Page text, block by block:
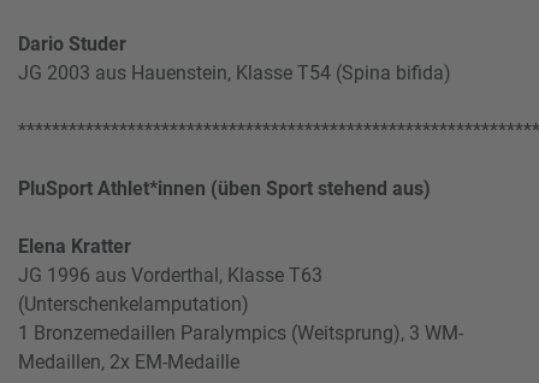
Dario Studer
JG 2003 aus Hauenstein, Klasse T54 (Spina bifida)
PluSport Athlet*innen (üben Sport stehend aus)
Elena Kratter
JG 1996 aus Vorderthal, Klasse T63
(Unterschenkelamputation)
1 Bronzemedaillen Paralympics (Weitsprung), 3 WM-
Medaillen, 2x EM-Medaille